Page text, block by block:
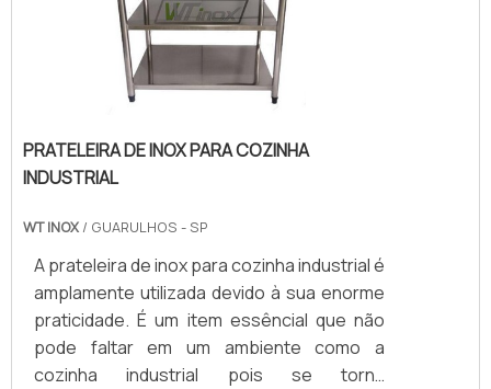
ELASTÔMEROS PARA REVESTIMENTOCaso
PRATELEIRA DE INOX PARA COZINHA
INDUSTRIAL
WT INOX / GUARULHOS - SP
A prateleira de inox para cozinha industrial é
amplamente utilizada devido à sua enorme
praticidade. É um item essêncial que não
pode faltar em um ambiente como a
cozinha industrial pois se torna